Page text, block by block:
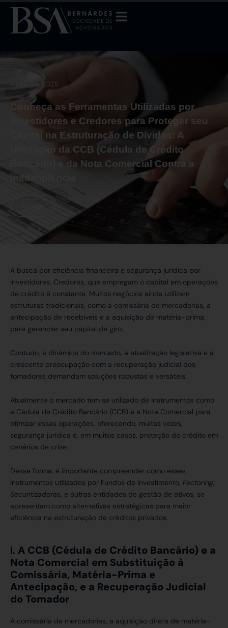
junho 26, 2025
Conheça as Ferramentas Utilizadas por
Investidores e Credores para Proteger seu
Capital na Estruturação de Dívidas: A
Utilização da CCB (Cédula de Crédito
Bancário) e da Nota Comercial Contra a
Inadimplência
A busca por eficiência financeira e segurança jurídica por
Investidores, Credores, que empregam o capital em operações
de crédito é constante. Muitos negócios ainda utilizam
estruturas tradicionais, como a comissária de mercadorias, a
antecipação de recebíveis e a aquisição de matéria-prima,
para gerenciar seu capital de giro.
Contudo, a dinâmica do mercado, a atualização legislativa e a
crescente preocupação com a recuperação judicial dos
tomadores demandam soluções robustas e versáteis.
Atualmente o mercado tem se utilizado de instrumentos como
a Cédula de Crédito Bancário (CCB) e a Nota Comercial para
otimizar essas operações, oferecendo, muitas vezes,
segurança jurídica e, em muitos casos, proteção do crédito em
cenários de crise.
Dessa forma, é importante compreender como esses
instrumentos utilizados por Fundos de Investimento, Factoring,
Securitizadoras, e outras entidades de gestão de ativos, se
apresentam como alternativas estratégicas para maior
eficiência na estruturação de créditos privados.
I. A CCB (Cédula de Crédito Bancário) e a
Nota Comercial em Substituição à
Comissária, Matéria-Prima e
Antecipação, e a Recuperação Judicial
do Tomador
A comissária de mercadorias, a aquisição direta de matéria-